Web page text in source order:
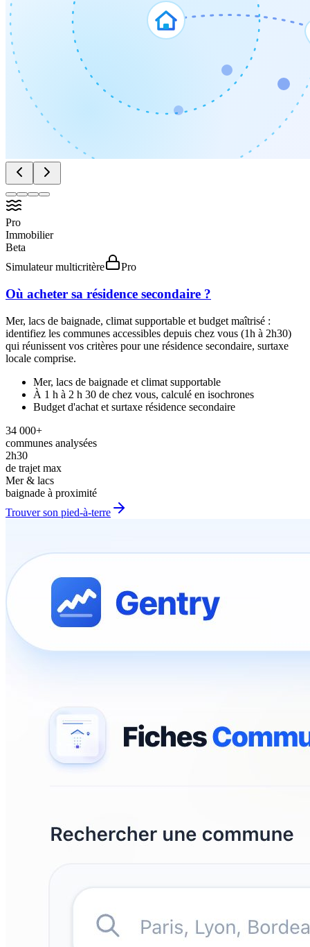
Pro
Immobilier
Beta
Simulateur multicritère
Pro
Où acheter sa résidence secondaire ?
Mer, lacs de baignade, climat supportable et budget maîtrisé :
identifiez les communes accessibles depuis chez vous (1h à 2h30)
qui réunissent vos critères pour une résidence secondaire, surtaxe
locale comprise.
Mer, lacs de baignade et climat supportable
À 1 h à 2 h 30 de chez vous, calculé en isochrones
Budget d'achat et surtaxe résidence secondaire
34 000+
communes analysées
2h30
de trajet max
Mer & lacs
baignade à proximité
Trouver son pied-à-terre